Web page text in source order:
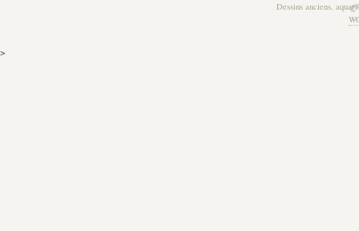
Dessins anciens,
>